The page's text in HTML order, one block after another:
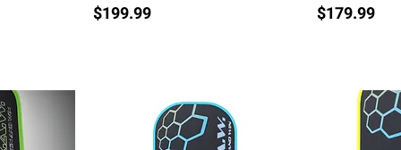
मूल्य
$199.99 मूल्य
$179.99